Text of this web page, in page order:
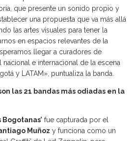
que presente un sonido propio y
una propuesta que va más allá
las artes visuales para tener la
en espacios relevantes de la
llegar a curadores de
nacional e internacional de la escena
y LATAM», puntualiza la banda.
las 21 bandas más odiadas en la
Bogotanas’ fue capturada por el
Muñoz y funciona como un